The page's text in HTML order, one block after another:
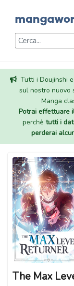
Tutti i Doujinshi
sul nostro nuovo
Manga
Potrai effettuare
perchè tutti i
perderai
The Max